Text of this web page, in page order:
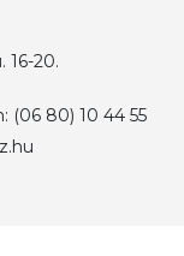
16-20.
(06 80) 10 44 55